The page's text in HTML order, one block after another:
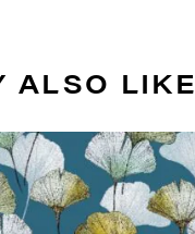
ALSO LIKE